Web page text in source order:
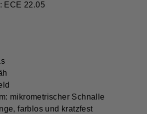
ECE 22.05
mikrometrischer Schnalle
farblos und kratzfest